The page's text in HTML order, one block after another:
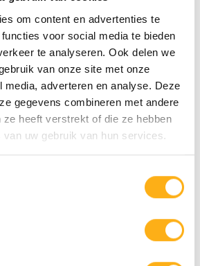
om content en advertenties te
voor social media te bieden
te analyseren. Ook delen we
van onze site met onze
media, adverteren en analyse. Deze
gegevens combineren met andere
ze heeft verstrekt of die ze hebben
uw gebruik van hun services.
die ihre Grenzen mit unseren
und inspirieren so neue Generationen
setzen wir uns dafür ein, Sport für
– von jungen Talenten bis zu
Sport verbindet, stärkt das
Menschen zusammen. Dieses
prägt unsere Projekte und
im Sport bei. Bei Fluid glauben wir:
wenn alle mitmachen können –